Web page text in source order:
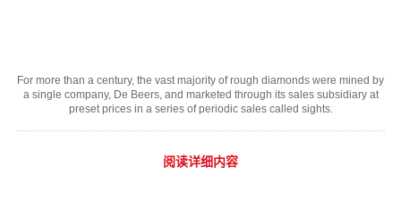
For more than a century, the vast majority of rough diamonds were mined by
a single company, De Beers, and marketed through its sales subsidiary at
preset prices in a series of periodic sales called sights.
阅读详细内容